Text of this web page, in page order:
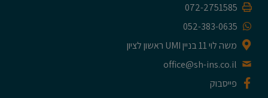
072-2751585
052-383-0635
משה לוי 11 בניין UMI ראשון לציון
office@sh-ins.co.il
פייסבוק